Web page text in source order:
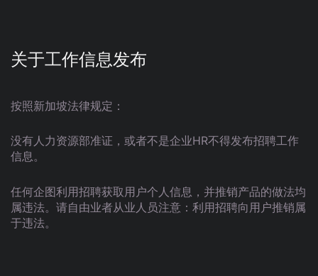
关于工作信息发布
按照新加坡法律规定：
没有人力资源部准证，或者不是企业HR不得发布招聘工作
信息。
任何企图利用招聘获取用户个人信息，并推销产品的做法均
属违法。请自由业者从业人员注意：利用招聘向用户推销属
于违法。